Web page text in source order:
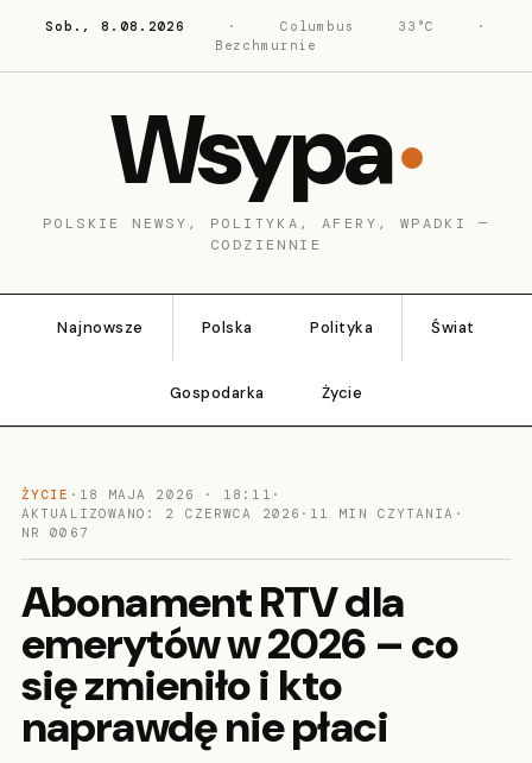
Sob., 8.08.2026 · Columbus 33°C
·
Bezchmurnie
Wsypa
POLSKIE NEWSY, POLITYKA, AFERY, WPADKI —
CODZIENNIE
Najnowsze Polska Polityka Świat
Gospodarka Życie
ŻYCIE · 18 MAJA 2026 · 18:11 ·
AKTUALIZOWANO: 2 CZERWCA 2026 · 11 MIN CZYTANIA ·
NR 0067
Abonament RTV dla
emerytów w 2026 – co
się zmieniło i kto
naprawdę nie płaci